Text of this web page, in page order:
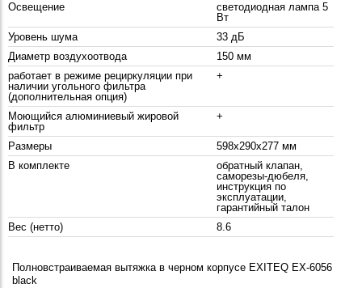
Освещение
светодиодная лампа 5
Вт
Уровень шума
33 дБ
Диаметр воздухоотвода
150 мм
работает в режиме рециркуляции при
наличии угольного фильтра
(дополнительная опция)
+
Моющийся алюминиевый жировой
фильтр
+
Размеры
598x290x277 мм
В комплекте
обратный клапан,
саморезы-дюбеля,
инструкция по
эксплуатации,
гарантийный талон
Вес (нетто)
8.6
Полновстраиваемая вытяжка в черном корпусе EXITEQ EX-6056
black